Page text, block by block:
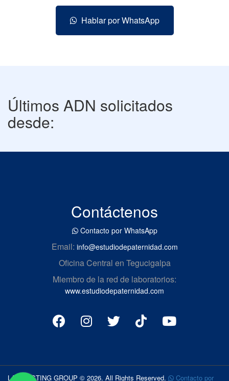
Hablar por WhatsApp
Últimos ADN solicitados
desde:
Contáctenos
Contacto por WhatsApp
Email: info@estudiodepaternidad.com
Oficina Central en Tegucigalpa
Miembro de la red de laboratorios:
www.estudiodepaternidad.com
LAB TESTING GROUP © 2026. All Rights Reserved. Contacto por